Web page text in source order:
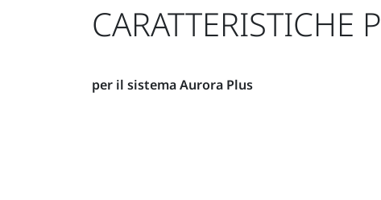
CARATTERISTICHE
per il sistema Aurora Plus